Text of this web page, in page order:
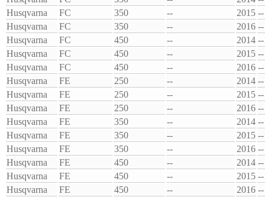
Husqvarna
FC 350 -- 2015 --
Husqvarna
FC 350 -- 2016 --
Husqvarna
FC 450 -- 2014 --
Husqvarna
FC 450 -- 2015 --
Husqvarna
FC 450 -- 2016 --
Husqvarna
FE 250 -- 2014 --
Husqvarna
FE 250 -- 2015 --
Husqvarna
FE 250 -- 2016 --
Husqvarna
FE 350 -- 2014 --
Husqvarna
FE 350 -- 2015 --
Husqvarna
FE 350 -- 2016 --
Husqvarna
FE 450 -- 2014 --
Husqvarna
FE 450 -- 2015 --
Husqvarna
FE 450 -- 2016 --